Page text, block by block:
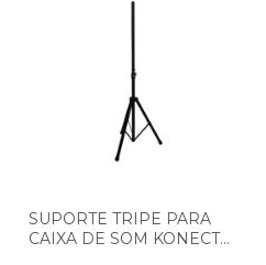
SUPORTE TRIPE PARA
CAIXA DE SOM KONECT